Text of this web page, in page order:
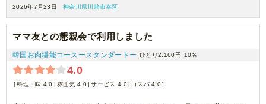
2026年7月23日
神奈川県川崎市幸区
ママ友との懇親会で利用しました
韓国お肉堪能コースースタンダードー ひとり2,160円 10名
4.0
料理・味 4.0 雰囲気 4.0 サービス 4.0 コスパ 4.0